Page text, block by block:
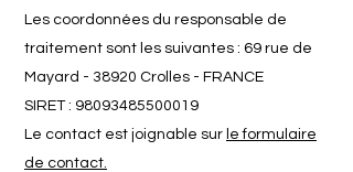
Les coordonnées du responsable de
traitement sont les suivantes : 69 rue de
Mayard - 38920 Crolles - FRANCE
SIRET : 98093485500019
Le contact est joignable sur le formulaire
de contact.